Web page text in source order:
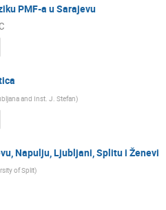
PMF-a u Sarajevu
and Inst. J. Stefan)
Napulju, Ljubljani, Splitu i Ženevi
of Split)